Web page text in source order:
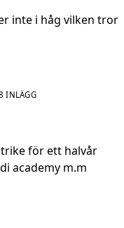
inte i håg vilken tror
INLÄGG
för ett halvår
academy m.m